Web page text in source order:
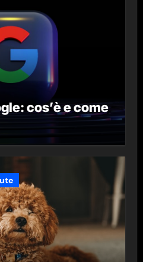
cos’è e come